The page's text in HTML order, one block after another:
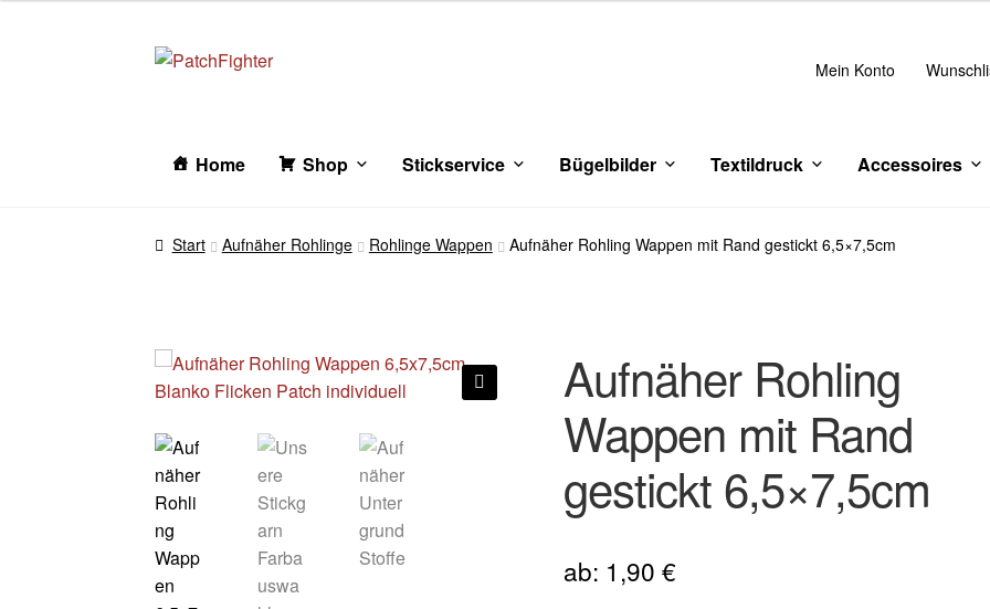
Zur
Zum
Mein Konto
Home Shop Stickservice Bügelbilder Textildruck Accessoires
Start Aufnäher Rohlinge Rohlinge Wappen Aufnäher Rohling Wappen mit Rand gestickt 6,5×7,5cm
Aufnäher Rohling
Wappen mit Rand
gestickt 6,5×7,5cm
ab: 1,90€